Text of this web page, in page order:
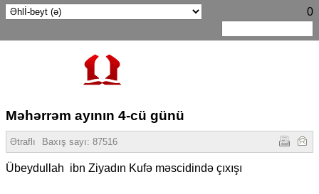
0
Məhərrəm ayının 4-cü günü
Ətraflı Baxış sayı: 87516
Übeydullah ibn Ziyadın Kufə məscidində çıxışı